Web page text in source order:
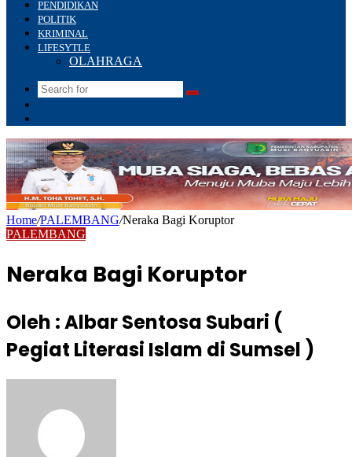
PENDIDIKAN
POLITIK
KRIMINAL
LIFESYTLE
OLAHRAGA
Search
Home/PALEMBANG/Neraka Bagi Koruptor
PALEMBANG
Neraka Bagi Koruptor
Oleh : Albar Sentosa Subari (
Pegiat Literasi Islam di Sumsel )